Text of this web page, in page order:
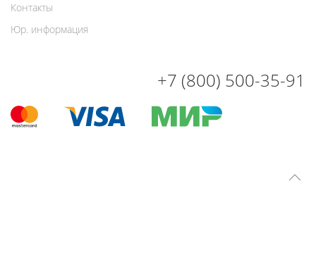
Контакты
Юр. информация
+7 (800) 500-35-91